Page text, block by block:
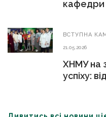
кафедри
ВСТУПНА
21.05.2026
ХНМУ на
успіху: